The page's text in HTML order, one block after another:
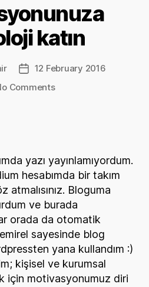
katın
Post12 February 2016
Commentson
yazı yayınlamıyordum.
hesabımda bir takım
atmalısınız. Bloguma
ve burada
orada da otomatik
sayesinde blog
yana kullandım :)
kişisel ve kurumsal
için motivasyonumuz diri